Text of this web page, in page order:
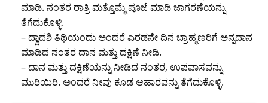
ಮಾಡಿ. ನಂತರ ರಾತ್ರಿ ಮತ್ತೊಮ್ಮೆ ಪೂಜೆ ಮಾಡಿ ಜಾಗರಣೆಯನ್ನು
ತೆಗೆದುಕೊಳ್ಳಿ.
– ದ್ವಾದಶಿ ತಿಥಿಯಂದು ಅಂದರೆ ಎರಡನೇ ದಿನ ಬ್ರಾಹ್ಮಣರಿಗೆ ಅನ್ನದಾನ
ಮಾಡಿದ ನಂತರ ದಾನ ಮತ್ತು ದಕ್ಷಿಣೆ ನೀಡಿ.
– ದಾನ ಮತ್ತು ದಕ್ಷಿಣೆಯನ್ನು ನೀಡಿದ ನಂತರ, ಉಪವಾಸವನ್ನು
ಮುರಿಯಿರಿ. ಅಂದರೆ ನೀವು ಕೂಡ ಆಹಾರವನ್ನು ತೆಗೆದುಕೊಳ್ಳಿ.